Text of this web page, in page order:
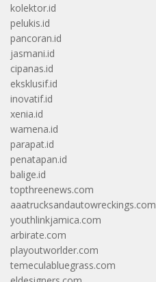
kolektor.id
pelukis.id
pancoran.id
jasmani.id
cipanas.id
eksklusif.id
inovatif.id
xenia.id
wamena.id
parapat.id
penatapan.id
balige.id
topthreenews.com
aaatrucksandautowreckings.com
youthlinkjamica.com
arbirate.com
playoutworlder.com
temeculabluegrass.com